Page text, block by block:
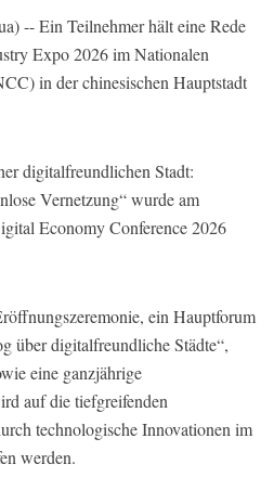
-- Ein Teilnehmer hält eine Rede
Expo 2026 im Nationalen
in der chinesischen Hauptstadt
digitalfreundlichen Stadt:
Vernetzung“ wurde am
Economy Conference 2026
ein Hauptforum
über digitalfreundliche Städte“,
eine ganzjährige
auf die tiefgreifenden
technologische Innovationen im
werden.